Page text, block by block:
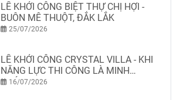
LỄ KHỞI CÔNG BIỆT THỰ CHỊ HỢI -
BUÔN MÊ THUỘT, ĐẮK LẮK
25/07/2026
LỄ KHỞI CÔNG CRYSTAL VILLA - KHI
NĂNG LỰC THI CÔNG LÀ MINH
CHỨNG
16/07/2026